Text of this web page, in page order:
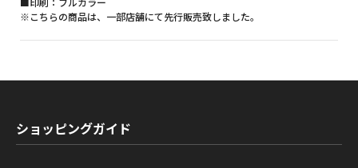
※こちらの商品は、一部店舗にて先行販売致しました。
ショッピングガイド